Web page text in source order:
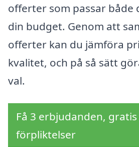
offerter som passar både
din budget. Genom att
offerter kan du jämföra
kvalitet, och på så sätt
val.
Få 3 erbjudanden,
förpliktelser